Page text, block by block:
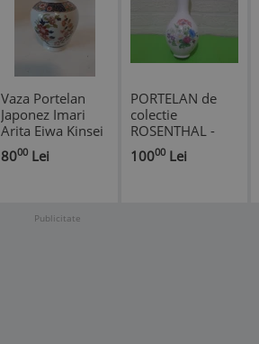
Vaza Portelan
Japonez Imari
Arita Eiwa Kinsei
Pictata Manual
Flori Pasari Aur
Inaltime 11cm
Colectie Arta
8000 Lei
PORTELAN de
colectie
ROSENTHAL -
vaza PICTATA
MANUAL in teme
10000 Lei
Publicitate